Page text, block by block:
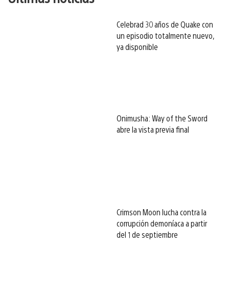
Celebrad 30 años de Quake con
un episodio totalmente nuevo,
ya disponible
Onimusha: Way of the Sword
abre la vista previa final
Crimson Moon lucha contra la
corrupción demoníaca a partir
del 1 de septiembre